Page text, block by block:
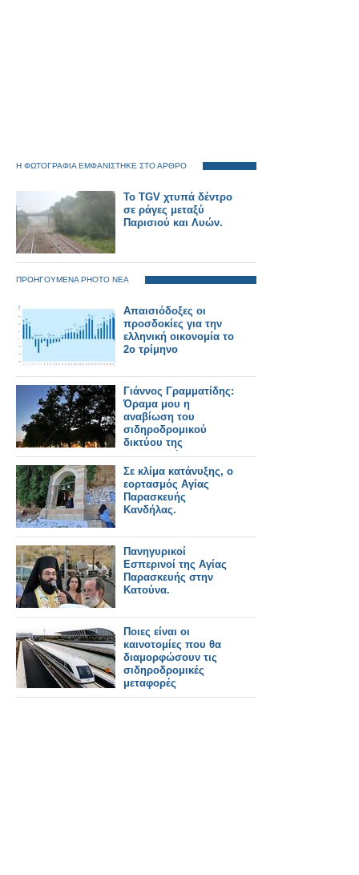
Η ΦΩΤΟΓΡΑΦΙΑ ΕΜΦΑΝΙΣΤΗΚΕ ΣΤΟ ΑΡΘΡΟ
Το TGV χτυπά δέντρο
σε ράγες μεταξύ
Παρισιού και Λυών.
ΠΡΟΗΓΟΥΜΕΝΑ PHOTO ΝΕΑ
Απαισιόδοξες οι
προσδοκίες για την
ελληνική οικονομία το
2ο τρίμηνο
Γιάννος Γραμματίδης:
Όραμα μου η
αναβίωση του
σιδηροδρομικού
δικτύου της
Πελοποννήσου
Σε κλίμα κατάνυξης, ο
εορτασμός Αγίας
Παρασκευής
Κανδήλας.
Πανηγυρικοί
Εσπερινοί της Αγίας
Παρασκευής στην
Κατούνα.
Ποιες είναι οι
καινοτομίες που θα
διαμορφώσουν τις
σιδηροδρομικές
μεταφορές